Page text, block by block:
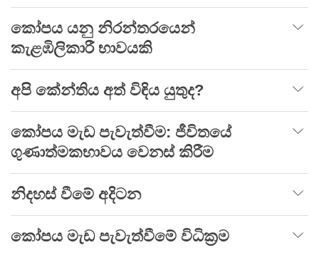
කෝපය යනු නිරන්තරයෙන්
කැළඹිලිකාරී භාවයකි
අපි කේන්තිය අත් විඳිය යුතුද?
කෝපය මැඩ පැවැත්වීම: ජීවිතයේ
ගුණාත්මකභාවය වෙනස් කිරීම
නිදහස් වීමේ අදිටන
කෝපය මැඩ පැවැත්වීමේ විධික්‍රම